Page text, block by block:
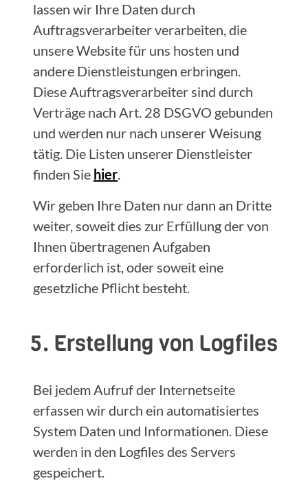
lassen wir Ihre Daten durch
Auftragsverarbeiter verarbeiten, die
unsere Website für uns hosten und
andere Dienstleistungen erbringen.
Diese Auftragsverarbeiter sind durch
Verträge nach Art. 28 DSGVO gebunden
und werden nur nach unserer Weisung
tätig. Die Listen unserer Dienstleister
finden Sie hier.
Wir geben Ihre Daten nur dann an Dritte
weiter, soweit dies zur Erfüllung der von
Ihnen übertragenen Aufgaben
erforderlich ist, oder soweit eine
gesetzliche Pflicht besteht.
5. Erstellung von Logfiles
Bei jedem Aufruf der Internetseite
erfassen wir durch ein automatisiertes
System Daten und Informationen. Diese
werden in den Logfiles des Servers
gespeichert.